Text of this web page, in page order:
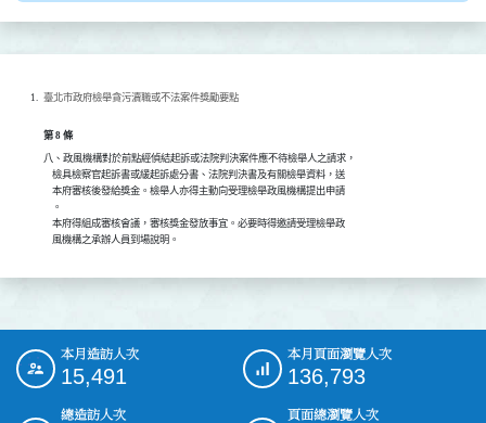
臺北市政府檢舉貪污瀆職或不法案件獎勵要點
第 8 條
八、政風機構對於前點經偵結起訴或法院判決案件應不待檢舉人之請求，
    檢具檢察官起訴書或緩起訴處分書、法院判決書及有關檢舉資料，送
    本府審核後發給獎金。檢舉人亦得主動向受理檢舉政風機構提出申請
    。
    本府得組成審核會議，審核獎金發放事宜。必要時得邀請受理檢舉政
    風機構之承辦人員到場說明。
::: 本月造訪人次
15,491
本月頁面瀏覽人次
136,793
總造訪人次
頁面總瀏覽人次